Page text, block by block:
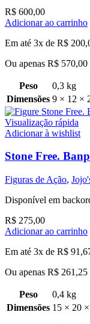
R$ 600,00
Adicionar ao carrinho
Em até 3x de R$
Ou apenas R$ 570,00
Peso
0,3 kg
Dimensões 9 × 12 ×
Visualização rápida
Adicionar à wishlist
Stone Free.
Figuras de Ação,
Disponível em
R$ 275,00
Adicionar ao carrinho
Em até 3x de R$
Ou apenas R$ 261,25
Peso
0,4 kg
Dimensões 15 × 20